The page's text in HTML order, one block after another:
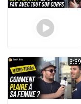
3:39